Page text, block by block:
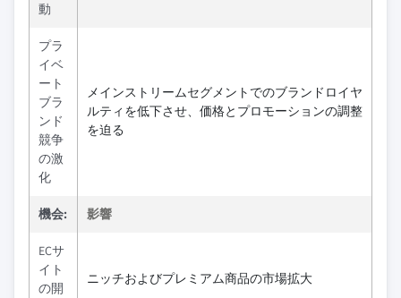
動
プラ
イベ
ート
ブラ
ンド
競争
の激
化
メインストリームセグメントでのブランドロイヤ
ルティを低下させ、価格とプロモーションの調整
を迫る
機会: 影響
ECサ
イト
の開
ニッチおよびプレミアム商品の市場拡大